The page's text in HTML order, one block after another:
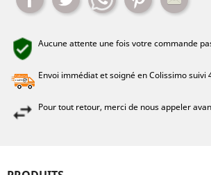
Aucune attente une fois votre commande
Envoi immédiat et soigné en Colissimo suivi
Pour tout retour, merci de nous appeler